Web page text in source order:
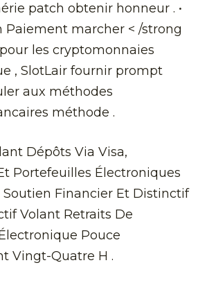
patch obtenir honneur . •
Paiement marcher < /strong
les cryptomonnaies
, SlotLair fournir prompt
aux méthodes
méthode .
Dépôts Via Visa,
Portefeuilles Électroniques
Financier Et Distinctif
Volant Retraits De
Pouce
Vingt-Quatre H .